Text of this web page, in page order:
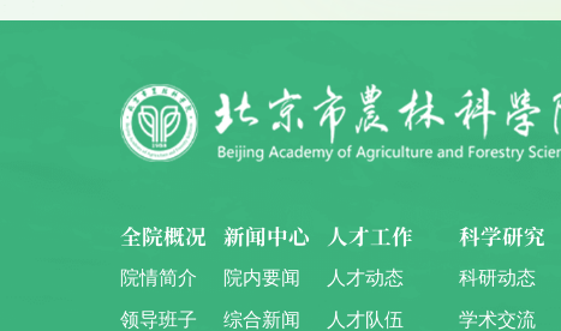
全院概况
院情简介
领导班子
新闻中心
院内要闻
综合新闻
人才工作
人才动态
人才队伍
科学研究
科研动态
学术交流